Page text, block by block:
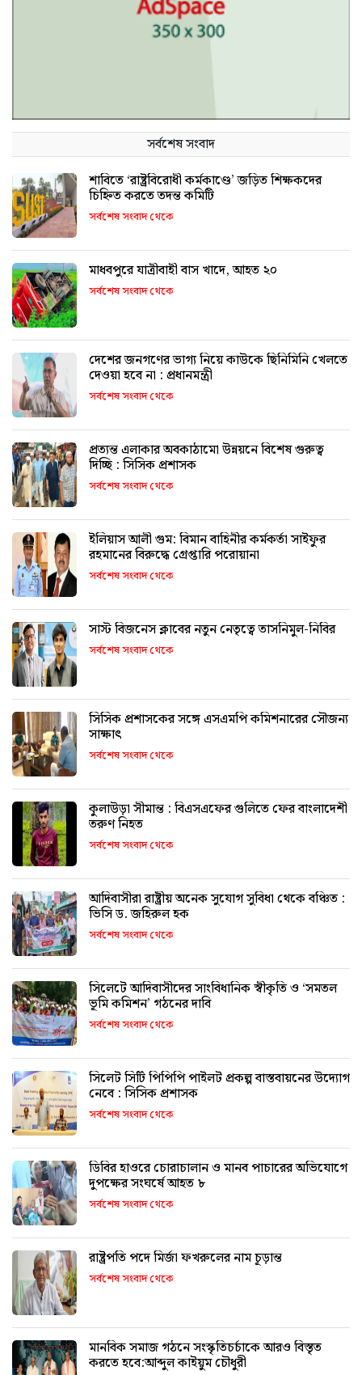
সর্বশেষ সংবাদ
শাবিতে ‘রাষ্ট্রবিরোধী কর্মকাণ্ডে’ জড়িত শিক্ষকদের
চিহ্নিত করতে তদন্ত কমিটি
সর্বশেষ সংবাদ থেকে
মাধবপুরে যাত্রীবাহী বাস খাদে, আহত ২০
সর্বশেষ সংবাদ থেকে
দেশের জনগণের ভাগ্য নিয়ে কাউকে ছিনিমিনি খেলতে
দেওয়া হবে না : প্রধানমন্ত্রী
সর্বশেষ সংবাদ থেকে
প্রত্যন্ত এলাকার অবকাঠামো উন্নয়নে বিশেষ গুরুত্ব
দিচ্ছি : সিসিক প্রশাসক
সর্বশেষ সংবাদ থেকে
ইলিয়াস আলী গুম: বিমান বাহিনীর কর্মকর্তা সাইফুর
রহমানের বিরুদ্ধে গ্রেপ্তারি পরোয়ানা
সর্বশেষ সংবাদ থেকে
সাস্ট বিজনেস ক্লাবের নতুন নেতৃত্বে তাসনিমুল-নিবির
সর্বশেষ সংবাদ থেকে
সিসিক প্রশাসকের সঙ্গে এসএমপি কমিশনারের সৌজন্য
সাক্ষাৎ
সর্বশেষ সংবাদ থেকে
কুলাউড়া সীমান্ত : বিএসএফের গুলিতে ফের বাংলাদেশী
তরুণ নিহত
সর্বশেষ সংবাদ থেকে
আদিবাসীরা রাষ্ট্রীয় অনেক সুযোগ সুবিধা থেকে বঞ্চিত :
ভিসি ড. জহিরুল হক
সর্বশেষ সংবাদ থেকে
সিলেটে আদিবাসীদের সাংবিধানিক স্বীকৃতি ও ‘সমতল
ভূমি কমিশন’ গঠনের দাবি
সর্বশেষ সংবাদ থেকে
সিলেট সিটি পিপিপি পাইলট প্রকল্প বাস্তবায়নের উদ্যোগ
নেবে : সিসিক প্রশাসক
সর্বশেষ সংবাদ থেকে
ডিবির হাওরে চোরাচালান ও মানব পাচারের অভিযোগে
দুপক্ষের সংঘর্ষে আহত ৮
সর্বশেষ সংবাদ থেকে
রাষ্ট্রপতি পদে মির্জা ফখরুলের নাম চূড়ান্ত
সর্বশেষ সংবাদ থেকে
মানবিক সমাজ গঠনে সংস্কৃতিচর্চাকে আরও বিস্তৃত
করতে হবে:আব্দুল কাইয়ুম চৌধুরী